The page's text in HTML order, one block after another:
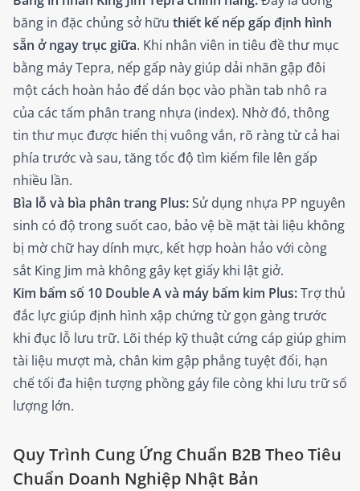
băng in đặc chủng sở hữu thiết kế nếp gấp định hình
sẵn ở ngay trục giữa. Khi nhân viên in tiêu đề thư mục
bằng máy Tepra, nếp gấp này giúp dải nhãn gập đôi
một cách hoàn hảo để dán bọc vào phần tab nhô ra
của các tấm phân trang nhựa (index). Nhờ đó, thông
tin thư mục được hiển thị vuông vắn, rõ ràng từ cả hai
phía trước và sau, tăng tốc độ tìm kiếm file lên gấp
nhiều lần.
Bìa lỗ và bìa phân trang Plus:Sử dụng nhựa PP nguyên
sinh có độ trong suốt cao, bảo vệ bề mặt tài liệu không
bị mờ chữ hay dính mực, kết hợp hoàn hảo với còng
sắt King Jim mà không gây kẹt giấy khi lật giở.
Kim bấm số 10 Double A và máy bấm kim Plus:Trợ thủ
đắc lực giúp định hình xập chứng từ gọn gàng trước
khi đục lỗ lưu trữ. Lõi thép kỹ thuật cứng cáp giúp ghim
tài liệu mượt mà, chân kim gập phẳng tuyệt đối, hạn
chế tối đa hiện tượng phồng gáy file còng khi lưu trữ số
lượng lớn.
Quy Trình Cung Ứng Chuẩn B2B Theo Tiêu
Chuẩn Doanh Nghiệp Nhật Bản